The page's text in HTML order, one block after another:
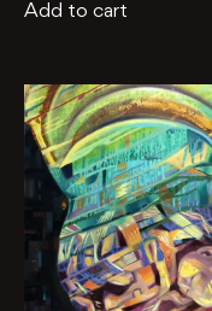
Add to cart